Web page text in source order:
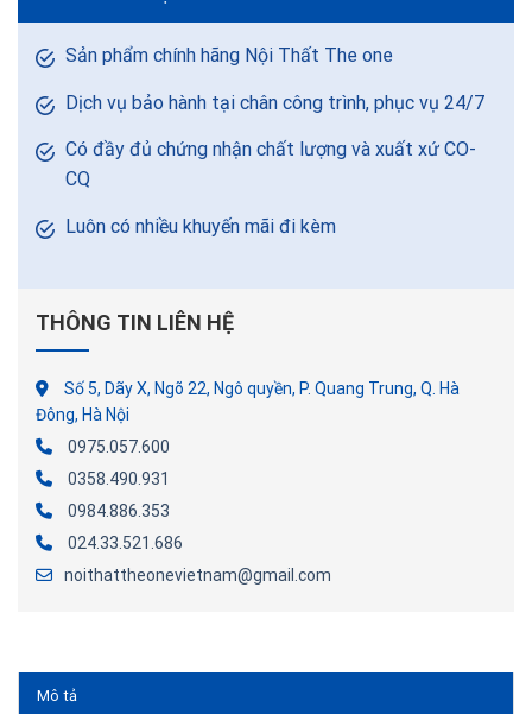
Sản phẩm chính hãng Nội Thất The one
Dịch vụ bảo hành tại chân công trình, phục vụ 24/7
Có đầy đủ chứng nhận chất lượng và xuất xứ CO-
CQ
Luôn có nhiều khuyến mãi đi kèm
THÔNG TIN LIÊN HỆ
Số 5, Dãy X, Ngõ 22, Ngô quyền, P. Quang Trung, Q. Hà
Đông, Hà Nội
0975.057.600
0358.490.931
0984.886.353
024.33.521.686
noithattheonevietnam@gmail.com
Mô tả